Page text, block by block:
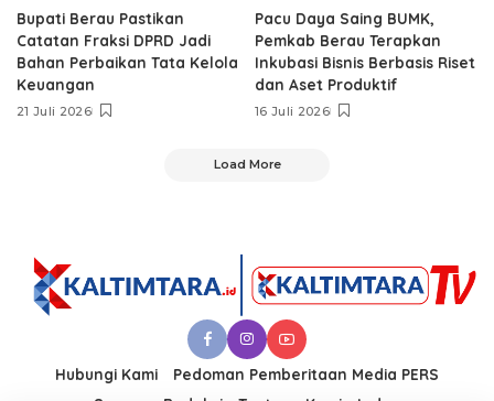
Bupati Berau Pastikan
Catatan Fraksi DPRD Jadi
Bahan Perbaikan Tata Kelola
Keuangan
21 Juli 2026
Pacu Daya Saing BUMK,
Pemkab Berau Terapkan
Inkubasi Bisnis Berbasis Riset
dan Aset Produktif ‎
16 Juli 2026
Load More
Hubungi Kami
Pedoman Pemberitaan Media PERS